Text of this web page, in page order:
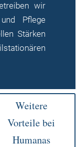
wir
Pflege
Stärken
Weitere
Vorteile bei
Humanas